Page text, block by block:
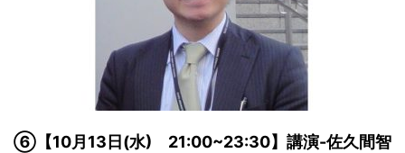
⑥【10月13日(水) 21:00~23:30】講演-佐久間智